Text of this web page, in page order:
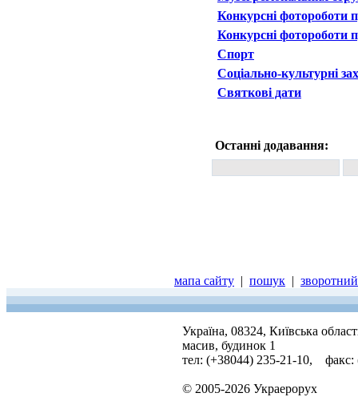
Конкурсні фотороботи
Конкурсні фотороботи
Спорт
Соціально-культурні
Святкові дати
Останні додавання:
мапа сайту | пошук |
Україна, 08324, Київська
масив, будинок 1
тел: (+38044) 235-21-10, факс:
© 2005-2026 Украерорух